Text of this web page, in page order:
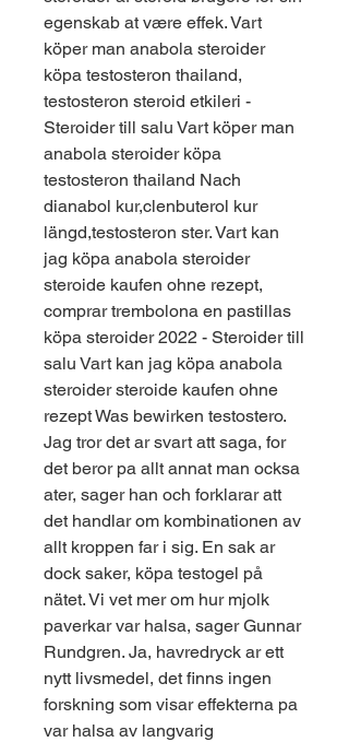
egenskab at være effek. Vart
köper man anabola steroider
köpa testosteron thailand,
testosteron steroid etkileri -
Steroider till salu Vart köper man
anabola steroider köpa
testosteron thailand Nach
dianabol kur,clenbuterol kur
längd,testosteron ster. Vart kan
jag köpa anabola steroider
steroide kaufen ohne rezept,
comprar trembolona en pastillas
köpa steroider 2022 - Steroider till
salu Vart kan jag köpa anabola
steroider steroide kaufen ohne
rezept Was bewirken testostero.
Jag tror det ar svart att saga, for
det beror pa allt annat man ocksa
ater, sager han och forklarar att
det handlar om kombinationen av
allt kroppen far i sig. En sak ar
dock saker, köpa testogel på
nätet. Vi vet mer om hur mjolk
paverkar var halsa, sager Gunnar
Rundgren. Ja, havredryck ar ett
nytt livsmedel, det finns ingen
forskning som visar effekterna pa
var halsa av langvarig